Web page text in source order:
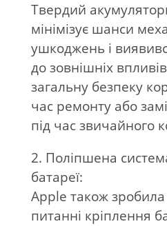
Твердий
мінімізує шанси
ушкоджень і
до зовнішніх
загальну безпеку
час ремонту або
під час звичайного
2. Поліпшена
батареї:
Apple також
питанні кріплення